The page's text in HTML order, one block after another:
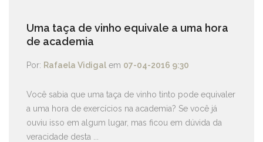
Uma taça de vinho equivale a uma hora
de academia
Por: Rafaela Vidigal em 07-04-2016 9:30
Você sabia que uma taça de vinho tinto pode equivaler
a uma hora de exercícios na academia? Se você já
ouviu isso em algum lugar, mas ficou em dúvida da
veracidade desta ...